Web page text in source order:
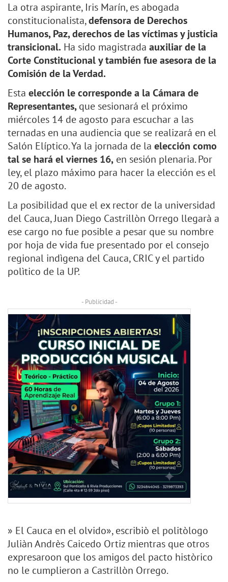
La otra aspirante, Iris Marín, es abogada
constitucionalista,defensora de Derechos
Humanos, Paz, derechos de las víctimas y justicia
transicional. Ha sido magistrada auxiliar de la
Corte Constitucional y también fue asesora de la
Comisión de la Verdad.
Esta elección le corresponde a la Cámara de
Representantes,que sesionará el próximo
miércoles 14 de agosto para escuchar a las
ternadas en una audiencia que se realizará en el
Salón Elíptico. Ya la jornada de la elección como
tal se hará el viernes 16, en sesión plenaria. Por
ley, el plazo máximo para hacer la elección es el
20 de agosto.
La posibilidad que el ex rector de la universidad
del Cauca, Juan Diego Castrillòn Orrego llegarà a
ese cargo no fue posible a pesar que su nombre
por hoja de vida fue presentado por el consejo
regional indìgena del Cauca, CRIC y el partido
polìtico de la UP.
- Publicidad -
» El Cauca en el olvido», escribiò el politòlogo
Juliàn Andrès Caicedo Ortiz mientras que otros
expresaroon que los amigos del pacto històrico
no le cumplieron a Castrillòn Orrego.